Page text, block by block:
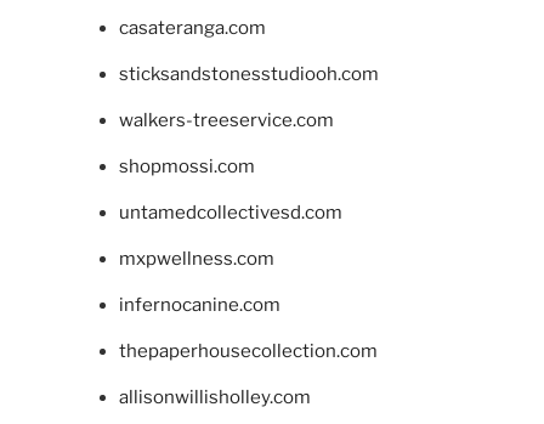
casateranga.com
sticksandstonesstudiooh.com
walkers-treeservice.com
shopmossi.com
untamedcollectivesd.com
mxpwellness.com
infernocanine.com
thepaperhousecollection.com
allisonwillisholley.com